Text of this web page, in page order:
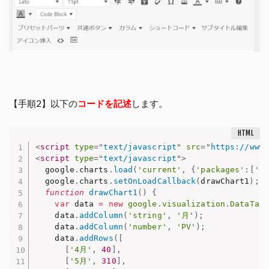
【手順2】以下のコードを記述します。
<script type="text/javascript " src= " https://
<script type="text/javascript ">
  google
. charts . load ( 'current' , { 'packages' :
  google
. charts . setOnLoadCallback(drawChart1 ) ;
function
drawChart1 ( )
{
var data = new google . visualization .
    data
. addColumn ( 'string' , '月' ) ;
    data
. addColumn ( 'number' , 'PV' ) ;
    data
. addRows (
'4月' , 40
,
'5月' , 310
,